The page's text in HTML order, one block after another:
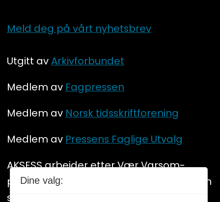
Meld deg på vårt nyhetsbrev
Utgitt avArkivforbundet
Medlem av Fagpressen
Medlem av Norsk tidsskriftforening
Medlem av Pressens Faglige Utvalg
AKSESS arbeider etter Vær Varsom-
plakatens regler for god presseskikk. Den
som mener seg rammet av urettmessig
Dine valg: